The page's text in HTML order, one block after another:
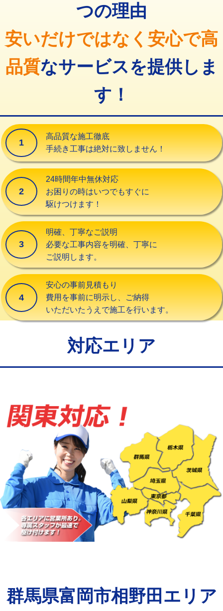
16,500円
廃棄・処分 現場見積
止水・漏水調査・防水処理・清掃・修
22,000円
止水・漏水調査・防水処理・清掃・修
理・調整・分解・加工など（重作業）
33,000円
その他部品の脱着 8,800円～
交換・取付(単水栓（壁付・デッキ
式）)
13,200円+材料費
交換・取付(混合水栓（壁付・デッキ
式・ワンホール）)
16,500円+材料費
交換・取付(排水栓・排水トラップ
（P/S/ポップアップ））
交換・取付（その他部品）
持込商品取付（単水栓）
持込商品取付（混合水栓） 16,500円
持込商品取付（浄水器・分岐水栓） 16,500円
給水管工事※（ホール加工)
給水管工事※（バンド止め) 3,300円
給水管工事※（保温材使用（バンド止
5,500円
給水管工事※（塩ビ管（VP・HI）使
用/3ｍまで)
給水管工事※（塩ビ管（VP・HI）使
用（追加）/3ｍ超え)
+8,800円
給水管工事※（ライニング鋼管・銅
管・ポリ管・HT管使用/3ｍまで)
44,000円
給水管工事※（ライニング鋼管・銅
管・ポリ管・HT管使用/3ｍ超え)
+8,800円
マス交換（土の掘削・埋め戻し作業）
コンクリート斫り（厚さ10㎝まで） 27,500円
つの理由
安いだけではなく安心で高
品質なサービスを提供しま
す！
1
高品質な施工徹底
手続き工事は絶対に致しません！
2
24時間年中無休対応
お困りの時はいつでもすぐに
駆けつけます！
3
明確、丁寧なご説明
必要な工事内容を明確、丁寧に
ご説明します。
4
安心の事前見積もり
費用を事前に明示し、ご納得
いただいたうえで施工を行います。
対応エリア
群馬県富岡市相野田エリア